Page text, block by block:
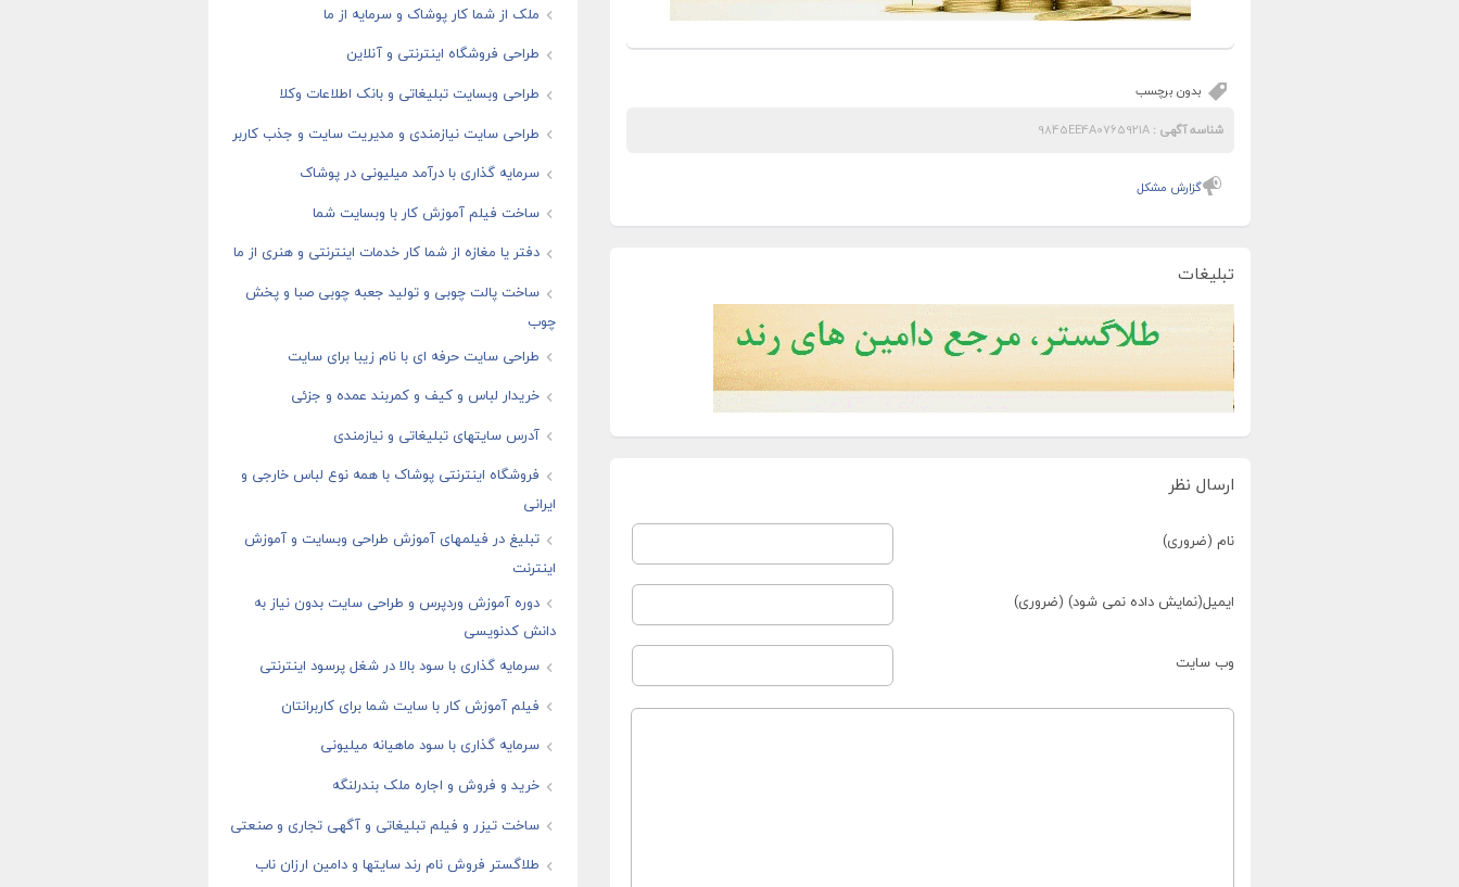
بدون برچسب
شناسه آگهی :
گزارش مشکل
تبلیغات
ارسال نظر
نام (ضروری)
ایمیل(نمایش داده نمی شود) (ضروری)
وب سایت
ملک از شما کار پوشاک و سرمایه از ما
طراحی فروشگاه اینترنتی و آنلاین
طراحی وبسایت تبلیغاتی و بانک اطلاعات وکلا
طراحی سایت نیازمندی و مدیریت سایت و جذب کاربر
سرمایه گذاری با درآمد میلیونی در پوشاک
ساخت فیلم آموزش کار با وبسایت شما
دفتر یا مغازه از شما کار خدمات اینترنتی و هنری از ما
ساخت پالت چوبی و تولید جعبه چوبی صبا و پخش
چوب
طراحی سایت حرفه ای با نام زیبا برای سایت
خریدار لباس و کیف و کمربند عمده و جزئی
آدرس سایتهای تبلیغاتی و نیازمندی
فروشگاه اینترنتی پوشاک با همه نوع لباس خارجی و
ایرانی
تبلیغ در فیلمهای آموزش طراحی وبسایت و آموزش
اینترنت
دوره آموزش وردپرس و طراحی سایت بدون نیاز به
دانش کدنویسی
سرمایه گذاری با سود بالا در شغل پرسود اینترنتی
فیلم آموزش کار با سایت شما برای کاربرانتان
سرمایه گذاری با سود ماهیانه میلیونی
خرید و فروش و اجاره ملک بندرلنگه
ساخت تیزر و فیلم تبلیغاتی و آگهی تجاری و صنعتی
طلاگستر فروش نام رند سایتها و دامین ارزان ناب